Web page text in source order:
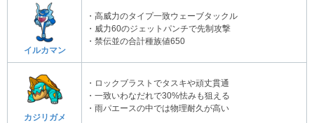
イルカマン
・高威力のタイプ一致ウェーブタックル
・威力60のジェットパンチで先制攻撃
・禁伝並の合計種族値650
カジリガメ
・ロックブラストでタスキや頑丈貫通
・一致いわなだれで30%怯みも狙える
・雨パエースの中では物理耐久が高い